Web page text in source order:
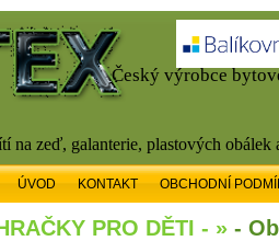
Český výrobce
na zeď, galanterie, plastových
ÚVOD KONTAKT OBCHODNÍ
PRO DĚTI - » -